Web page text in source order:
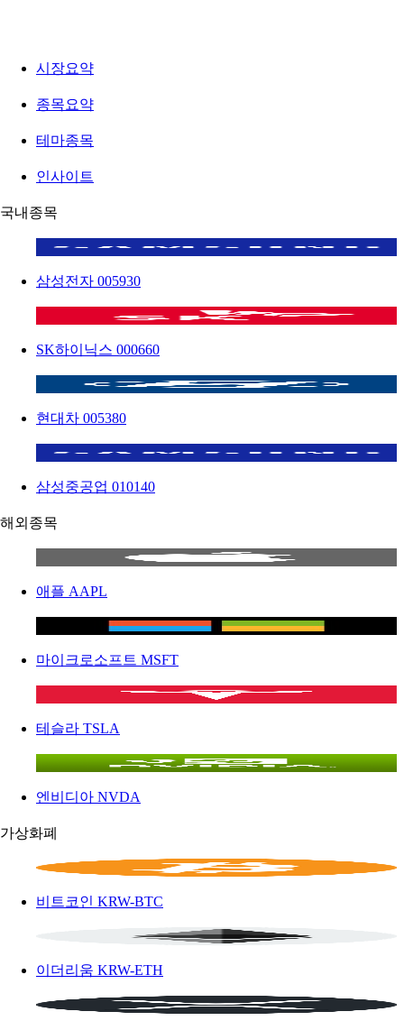
시장요약
종목요약
테마종목
인사이트
국내종목
삼성전자 005930
SK하이닉스 000660
현대차 005380
삼성중공업 010140
해외종목
애플 AAPL
마이크로소프트 MSFT
테슬라 TSLA
엔비디아 NVDA
가상화폐
비트코인 KRW-BTC
이더리움 KRW-ETH